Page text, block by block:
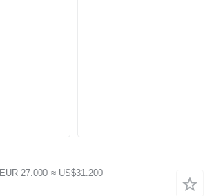
EUR 27.000 ≈ US$31.200